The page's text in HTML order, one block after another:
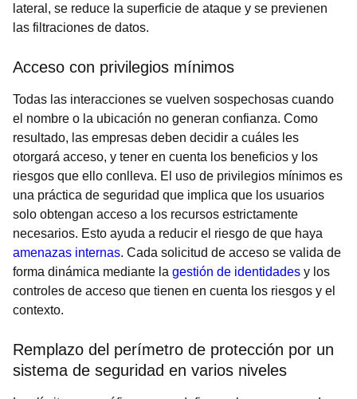
lateral, se reduce la superficie de ataque y se previenen
las filtraciones de datos.
Acceso con privilegios mínimos
Todas las interacciones se vuelven sospechosas cuando
el nombre o la ubicación no generan confianza. Como
resultado, las empresas deben decidir a cuáles les
otorgará acceso, y tener en cuenta los beneficios y los
riesgos que ello conlleva. El uso de privilegios mínimos es
una práctica de seguridad que implica que los usuarios
solo obtengan acceso a los recursos estrictamente
necesarios. Esto ayuda a reducir el riesgo de que haya
amenazas internas. Cada solicitud de acceso se valida de
forma dinámica mediante la gestión de identidades y los
controles de acceso que tienen en cuenta los riesgos y el
contexto.
Remplazo del perímetro de protección por un
sistema de seguridad en varios niveles